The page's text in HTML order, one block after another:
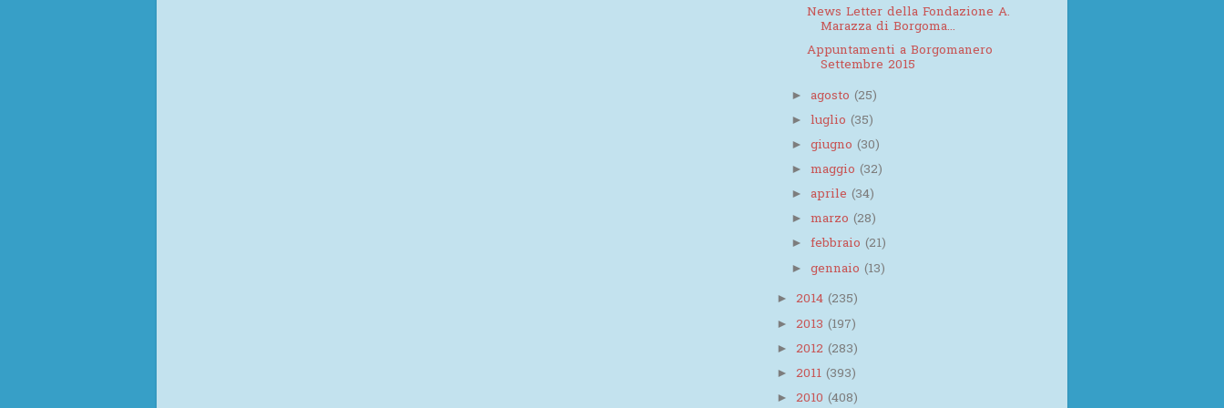
News Letter della Fondazione A.
Marazza di Borgoma...
Appuntamenti a Borgomanero
Settembre 2015
►agosto(25)
►luglio(35)
►giugno(30)
►maggio(32)
►aprile(34)
►marzo(28)
►febbraio(21)
►gennaio(13)
► 2014 (235)
► 2013 (197)
► 2012 (283)
► 2011 (393)
► 2010 (408)